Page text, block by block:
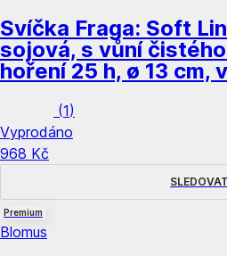
Svíčka Fraga: Soft
sojová, s vůní
hoření 25 h, ø 13 cm,
(1)
Vyprodáno
968 Kč
SLEDOVAT
Premium
Blomus